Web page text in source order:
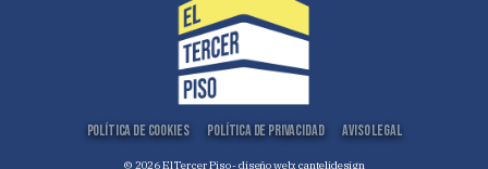
Política de Cookies Política de Privacidad Aviso Legal
© 2026 El Tercer Piso - diseño web:cantelidesign